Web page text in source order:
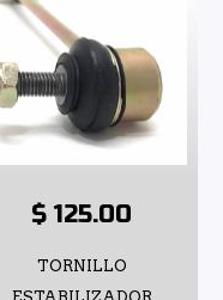
$ 125.00
TORNILLO